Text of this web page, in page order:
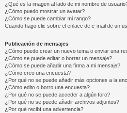
¿Qué es la imagen al lado de mi nombre de
¿Cómo puedo mostrar un avatar?
¿Cómo se puede cambiar mi rango?
Cuando hago clic sobre el enlace de e-mail de un
Publicación de mensajes
¿Cómo puedo crear un nuevo tema o enviar una
¿Cómo se puede editar o borrar un mensaje?
¿Cómo se puede añadir una firma a mi mensaje?
¿Cómo creo una encuesta?
¿Por qué no se puede añadir más opciones a la
¿Cómo edito o borro una encuesta?
¿Por qué no se puede acceder a algún foro?
¿Por qué no se puede añadir archivos adjuntos?
¿Por qué recibí una advertencia?